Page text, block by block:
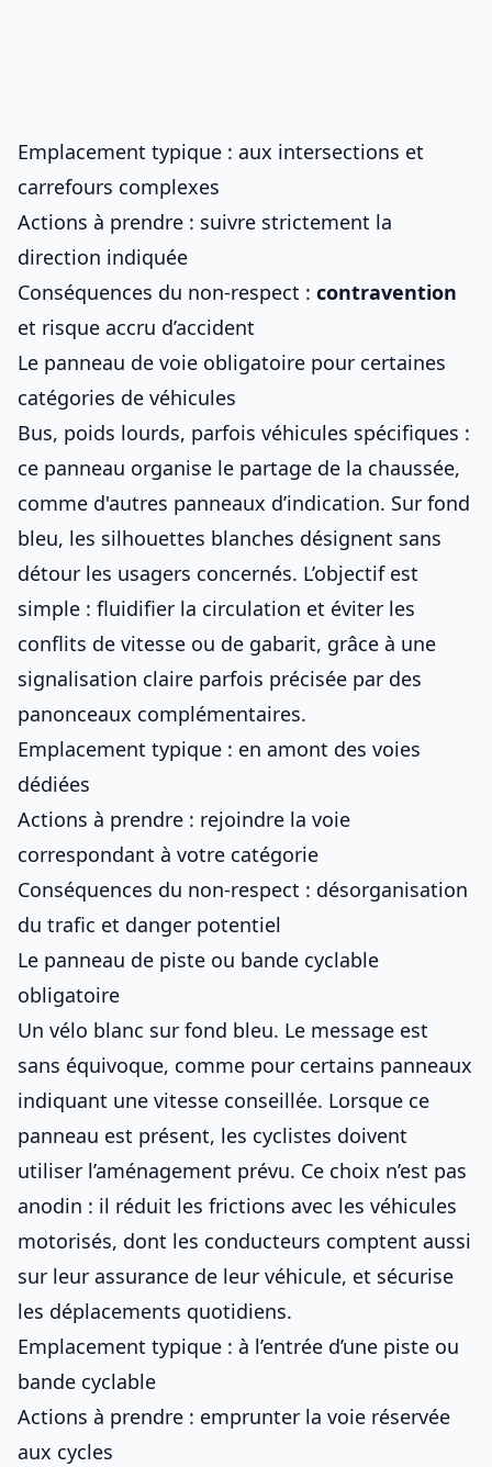
Emplacement typique : aux intersections et
carrefours complexes
Actions à prendre : suivre strictement la
direction indiquée
Conséquences du non-respect : contravention
et risque accru d’accident
Le panneau de voie obligatoire pour certaines
catégories de véhicules
Bus, poids lourds, parfois véhicules spécifiques :
ce panneau organise le partage de la chaussée,
comme d'autres panneaux d’indication. Sur fond
bleu, les silhouettes blanches désignent sans
détour les usagers concernés. L’objectif est
simple : fluidifier la circulation et éviter les
conflits de vitesse ou de gabarit, grâce à une
signalisation claire parfois précisée par des
panonceaux complémentaires.
Emplacement typique : en amont des voies
dédiées
Actions à prendre : rejoindre la voie
correspondant à votre catégorie
Conséquences du non-respect : désorganisation
du trafic et danger potentiel
Le panneau de piste ou bande cyclable
obligatoire
Un vélo blanc sur fond bleu. Le message est
sans équivoque, comme pour certains panneaux
indiquant une vitesse conseillée. Lorsque ce
panneau est présent, les cyclistes doivent
utiliser l’aménagement prévu. Ce choix n’est pas
anodin : il réduit les frictions avec les véhicules
motorisés, dont les conducteurs comptent aussi
sur leur assurance de leur véhicule, et sécurise
les déplacements quotidiens.
Emplacement typique : à l’entrée d’une piste ou
bande cyclable
Actions à prendre : emprunter la voie réservée
aux cycles